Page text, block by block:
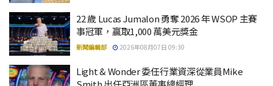
22 歲 Lucas Jumalon 勇奪 2026 年 WSOP 主賽
事冠軍，贏取1,000 萬美元獎金
新聞編輯部 2026年08月07日 09:30
Light & Wonder 委任行業資深從業員Mike